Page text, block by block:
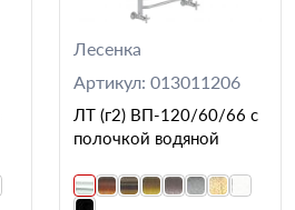
Лесенка
Артикул: 013011206
ЛТ (г2) ВП-120/60/66 с
полочкой водяной